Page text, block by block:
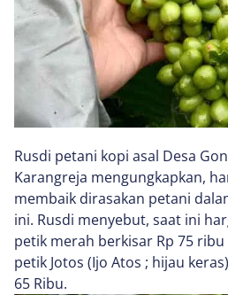
Rusdi petani kopi asal Desa
Karangreja mengungkapkan,
membaik dirasakan petani
ini. Rusdi menyebut, saat ini
petik merah berkisar Rp 75
petik Jotos (Ijo Atos ; hijau
65 Ribu.